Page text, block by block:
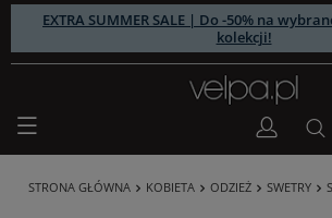
EXTRA SUMMER SALE | Do -50% na
kolekcji!
STRONA GŁÓWNA KOBIETA ODZIEŻ SWETRY